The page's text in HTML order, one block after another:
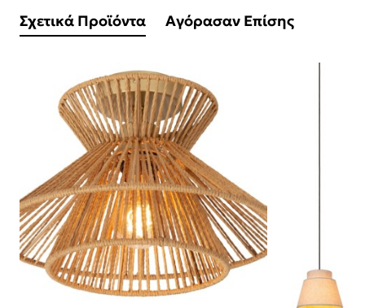
Σχετικά Προϊόντα Αγόρασαν Επίσης